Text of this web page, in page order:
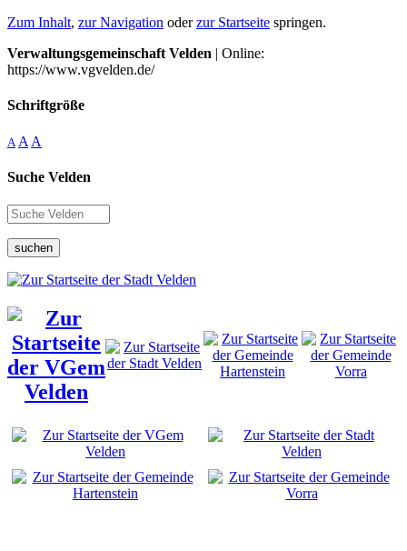
Zum Inhalt, zur Navigation oderzur Startseite springen.
Verwaltungsgemeinschaft Velden | Online:
https://www.vgvelden.de/
Schriftgröße
A A A
Suche Velden
suchen